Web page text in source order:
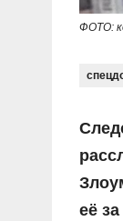
ФОТО:
её